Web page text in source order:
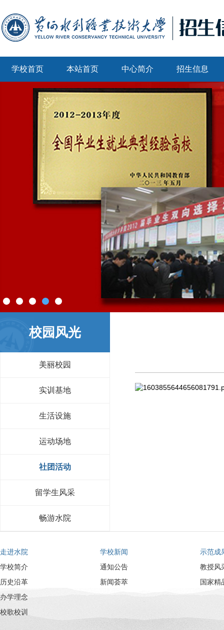
学校首页 本站首页 中心简介 招生信息
校园风光
美丽校园
实训基地
生活设施
运动场地
社团活动
留学生风采
畅游水院
走进水院
学校简介
历史沿革
办学理念
校歌校训
学校新闻
通知公告
新闻荟萃
示范成
教授风
国家精